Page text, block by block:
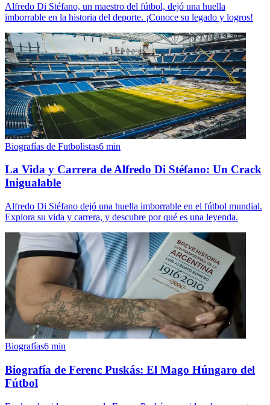
Alfredo Di Stéfano, un maestro del fútbol, dejó una huella
imborrable en la historia del deporte. ¡Conoce su legado y logros!
Biografías de Futbolistas6 min
La Vida y Carrera de Alfredo Di Stéfano: Un Crack
Inigualable
Alfredo Di Stéfano dejó una huella imborrable en el fútbol mundial.
Explora su vida y carrera, y descubre por qué es una leyenda.
Biografías6 min
Biografía de Ferenc Puskás: El Mago Húngaro del
Fútbol